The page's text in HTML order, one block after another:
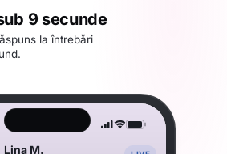
întârziere DPD
rambursare emisă
TA
veste rapidă,
a întârziat
a sosit
9 secunde
la întrebări
Lina M.